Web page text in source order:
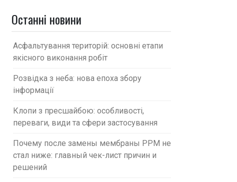
Останні новини
Асфальтування територій: основні етапи
якісного виконання робіт
Розвідка з неба: нова епоха збору
інформації
Клопи з пресшайбою: особливості,
переваги, види та сфери застосування
Почему после замены мембраны PPM не
стал ниже: главный чек-лист причин и
решений